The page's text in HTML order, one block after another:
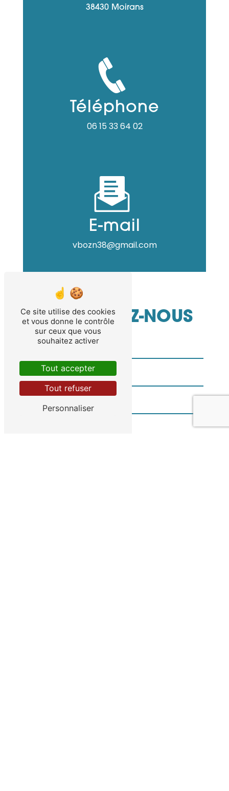
38430 Moirans
Téléphone
06 15 33 64 02
E-mail
vbozn38@gmail.com
CONTACTEZ-NOUS
Ce site utilise des cookies
et vous donne le contrôle
sur ceux que vous
souhaitez activer
Tout accepter
Tout refuser
Personnaliser